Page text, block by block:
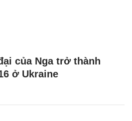
của Nga trở thành
ở Ukraine